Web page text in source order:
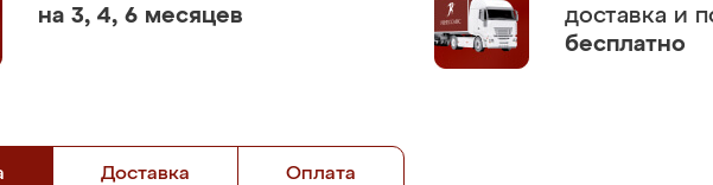
на 3, 4, 6 месяцев
доставка и
бесплатно
Доставка Оплата